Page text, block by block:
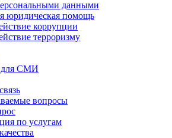
данными
юридическая помощь
коррупции
терроризму
для СМИ
вопросы
по услугам